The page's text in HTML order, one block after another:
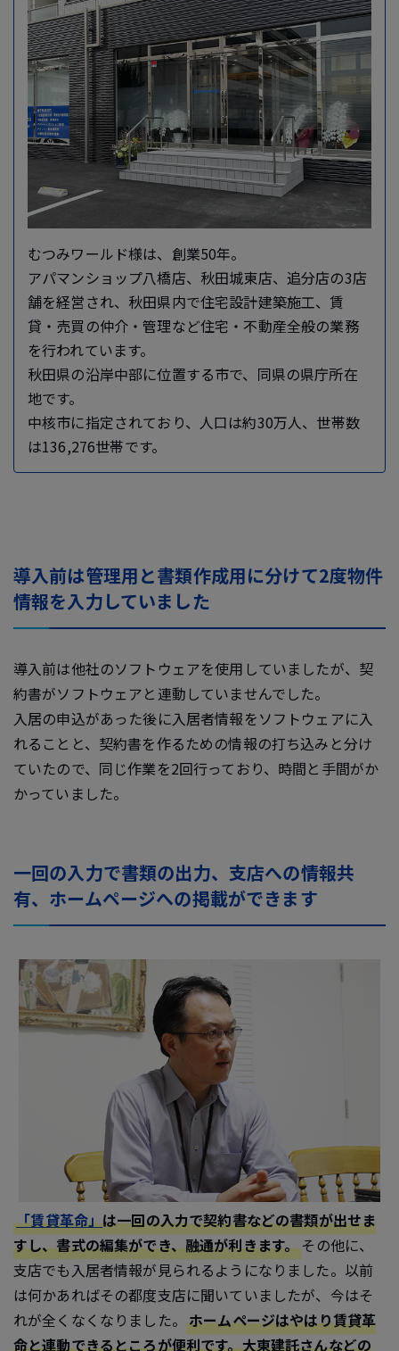
むつみワールド様は、創業50年。
アパマンショップ八橋店、秋田城東店、追分店の3店
舗を経営され、秋田県内で住宅設計建築施工、賃
貸・売買の仲介・管理など住宅・不動産全般の業務
を行われています。
秋田県の沿岸中部に位置する市で、同県の県庁所在
地です。
中核市に指定されており、人口は約30万人、世帯数
は136,276世帯です。
導入前は管理用と書類作成用に分けて2度物件
情報を入力していました
導入前は他社のソフトウェアを使用していましたが、契
約書がソフトウェアと連動していませんでした。
入居の申込があった後に入居者情報をソフトウェアに入
れることと、契約書を作るための情報の打ち込みと分け
ていたので、同じ作業を2回行っており、時間と手間がか
かっていました。
一回の入力で書類の出力、支店への情報共
有、ホームページへの掲載ができます
「賃貸革命」は一回の入力で契約書などの書類が出せま
すし、書式の編集ができ、融通が利きます。その他に、
支店でも入居者情報が見られるようになりました。以前
は何かあればその都度支店に聞いていましたが、今はそ
れが全くなくなりました。 ホームページはやはり賃貸革
命と連動できるところが便利です。大東建託さんなどの